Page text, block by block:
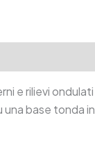
e rilievi ondulati
base tonda in